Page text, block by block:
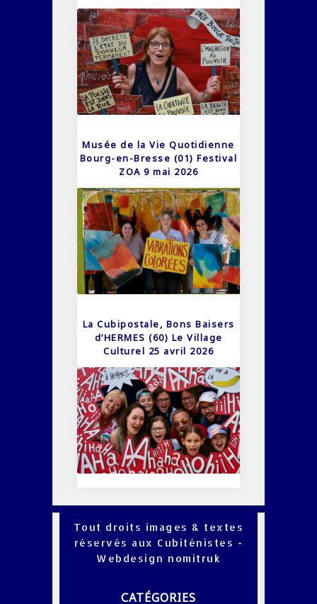
Musée de la Vie Quotidienne
Bourg-en-Bresse (01) Festival
ZOA 9 mai 2026
La Cubipostale, Bons Baisers
d’HERMES (60) Le Village
Culturel 25 avril 2026
Tout droits images & textes
réservés aux Cubiténistes -
Webdesign nomitruk
CATÉGORIES